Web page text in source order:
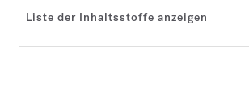
Liste der Inhaltsstoffe anzeigen